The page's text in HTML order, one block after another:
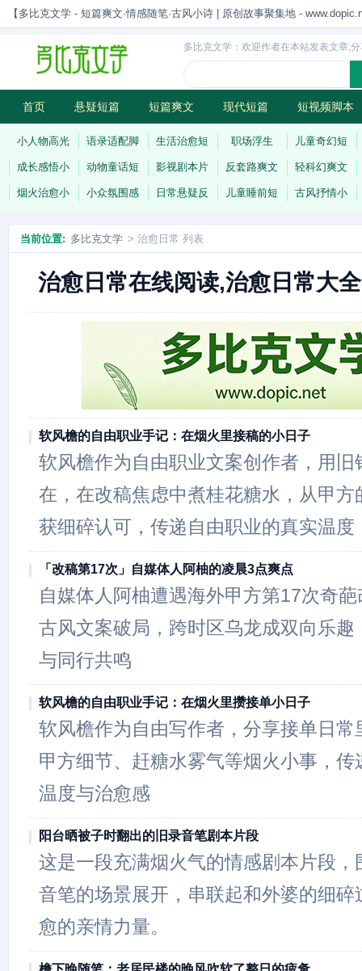
【多比克文学 - 短篇爽文·情感随笔·古风小诗 | 原创故事聚集地 -
多比克文学：欢迎作者在本站发表文章,
首页 悬疑短篇 短篇爽文 现代短篇 短视频脚本
古风小诗 科幻短篇 现代小诗 连载
小人物高光 语录适配脚 生活治愈短 职场浮生 儿童奇幻短
成长感悟小 动物童话短 影视剧本片 反套路爽文 轻科幻爽文
烟火治愈小 小众氛围感 日常悬疑反 儿童睡前短 古风抒情小
当前位置: 多比克文学 > 治愈日常 列表
治愈日常在线阅读,治愈日常大
软风檐的自由职业手记：在烟火里接稿的小日子
软风檐作为自由职业文案创作者，用旧
在，在改稿焦虑中煮桂花糖水，从甲方
获细碎认可，传递自由职业的真实温度
「改稿第17次」自媒体人阿柚的凌晨3点爽点
自媒体人阿柚遭遇海外甲方第17次奇
古风文案破局，跨时区乌龙成双向乐趣
与同行共鸣
软风檐的自由职业手记：在烟火里攒接单小日子
软风檐作为自由写作者，分享接单日常
甲方细节、赶糖水雾气等烟火小事，
温度与治愈感
阳台晒被子时翻出的旧录音笔剧本片段
这是一段充满烟火气的情感剧本片段，
音笔的场景展开，串联起和外婆的细碎
愈的亲情力量。